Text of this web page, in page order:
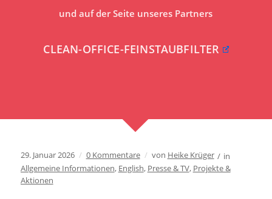
und auf der Seite unseres Partners
CLEAN-OFFICE-FEINSTAUBFILTER
29. Januar 2026 / 0 Kommentare / von Heike Krüger / in
Allgemeine Informationen, English, Presse & TV, Projekte &
Aktionen